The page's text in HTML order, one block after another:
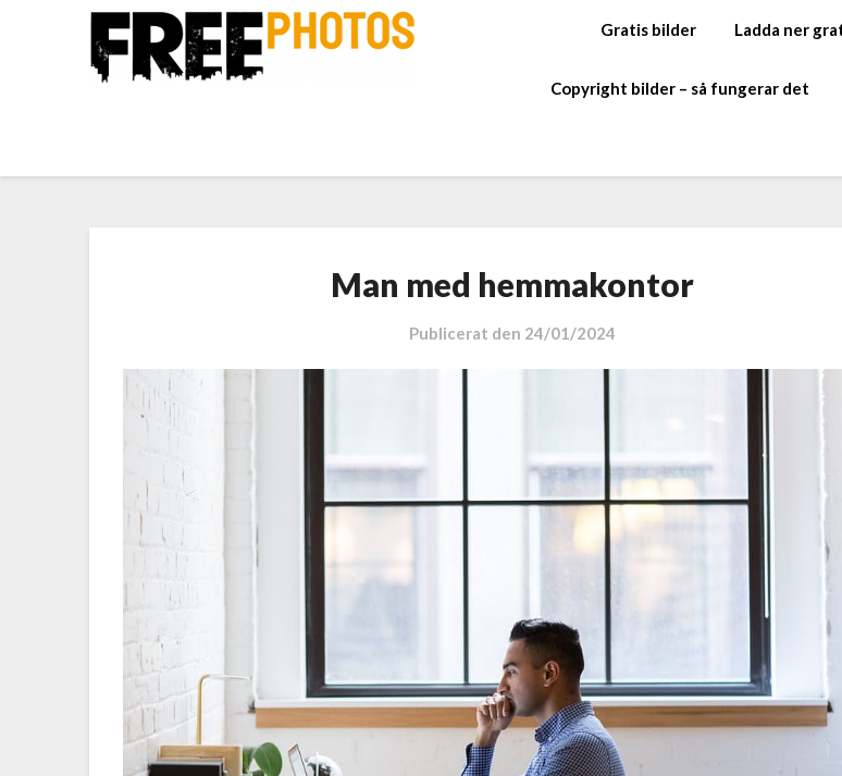
Gratis bilder Ladda ner
Copyright bilder – så fungerar det
Man med hemmakontor
Publicerat den 24/01/2024